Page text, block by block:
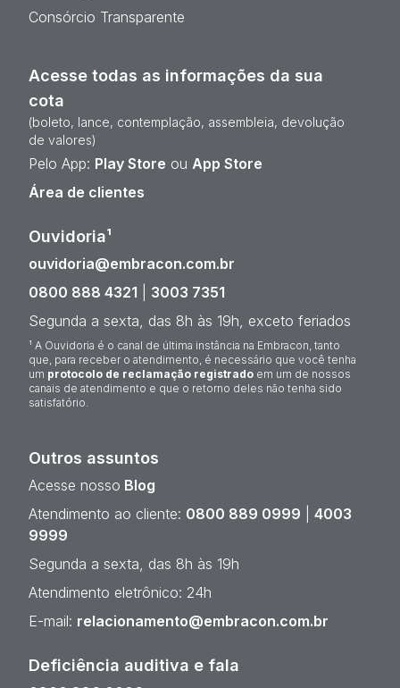
Consórcio Transparente
Acesse todas as informações da sua
cota
(boleto, lance, contemplação, assembleia, devolução
de valores)
Pelo App: Play Store ou App Store
Área de clientes
Ouvidoria¹
ouvidoria@embracon.com.br
0800 888 4321
3003 7351
Segunda a sexta, das 8h às 19h, exceto feriados
¹ A Ouvidoria é o canal de última instância na Embracon, tanto
que, para receber o atendimento, é necessário que você tenha
um protocolo de reclamação registrado em um de nossos
canais de atendimento e que o retorno deles não tenha sido
satisfatório.
Outros assuntos
Acesse nosso Blog
Atendimento ao cliente: 0800 889 0999
4003
9999
Segunda a sexta, das 8h às 19h
Atendimento eletrônico: 24h
E-mail: relacionamento@embracon.com.br
Deficiência auditiva e fala